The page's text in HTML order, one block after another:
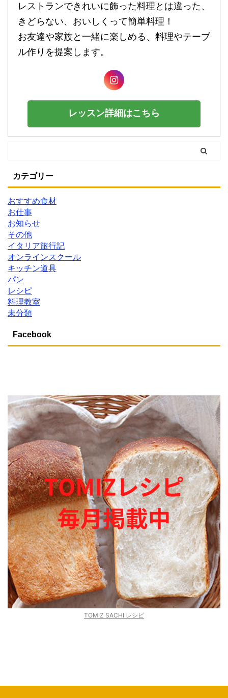
レストランできれいに飾った料理とは違った、
きどらない、おいしくって簡単料理！
お友達や家族と一緒に楽しめる、料理やテーブ
ル作りを提案します。
レッスン詳細はこちら
カテゴリー
おすすめ食材
お仕事
お知らせ
その他
イタリア旅行記
オンラインスクール
キッチン道具
パン
レシピ
料理教室
未分類
Facebook
TOMIZ SACHI レシピ